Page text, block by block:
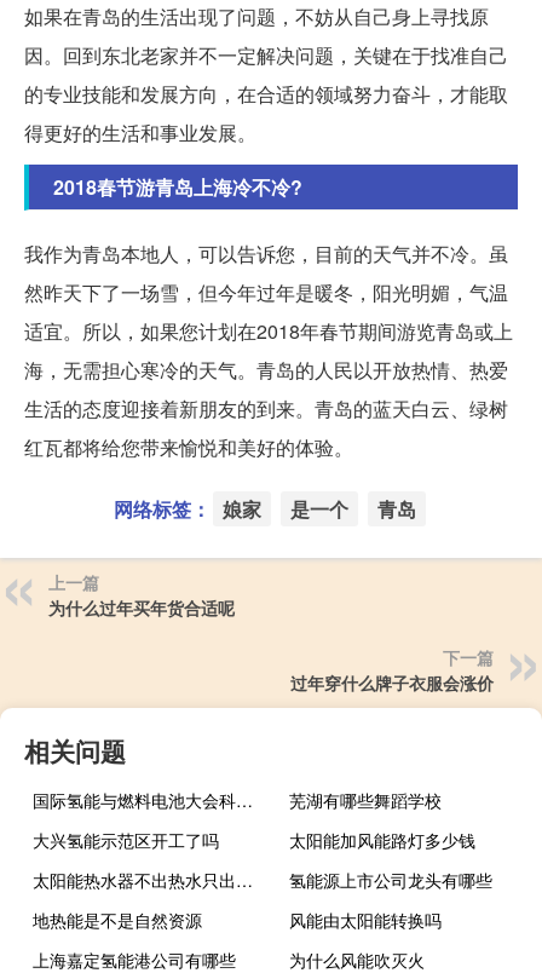
如果在青岛的生活出现了问题，不妨从自己身上寻找原
因。回到东北老家并不一定解决问题，关键在于找准自己
的专业技能和发展方向，在合适的领域努力奋斗，才能取
得更好的生活和事业发展。
2018春节游青岛上海冷不冷?
我作为青岛本地人，可以告诉您，目前的天气并不冷。虽
然昨天下了一场雪，但今年过年是暖冬，阳光明媚，气温
适宜。所以，如果您计划在2018年春节期间游览青岛或上
海，无需担心寒冷的天气。青岛的人民以开放热情、热爱
生活的态度迎接着新朋友的到来。青岛的蓝天白云、绿树
红瓦都将给您带来愉悦和美好的体验。
网络标签： 娘家 是一个 青岛
上一篇
为什么过年买年货合适呢
下一篇
过年穿什么牌子衣服会涨价
相关问题
国际氢能与燃料电池大会科力远参会吗
芜湖有哪些舞蹈学校
大兴氢能示范区开工了吗
太阳能加风能路灯多少钱
太阳能热水器不出热水只出冷水是什么问题
氢能源上市公司龙头有哪些
地热能是不是自然资源
风能由太阳能转换吗
上海嘉定氢能港公司有哪些
为什么风能吹灭火